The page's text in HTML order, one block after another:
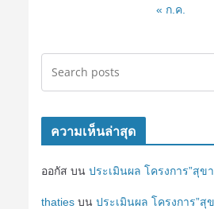
« ก.ค.
ความเห็นล่าสุด
ออกัส บน ประเมินผล โครงการ”สุข
thatiesบน ประเมินผล โครงการ”สุ